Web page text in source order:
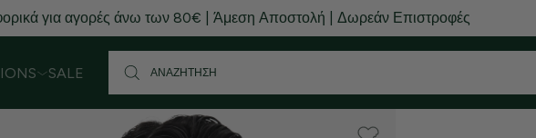
για αγορές άνω των 80€ | Άμεση Αποστολή | Δωρεάν Επιστροφές
SALE